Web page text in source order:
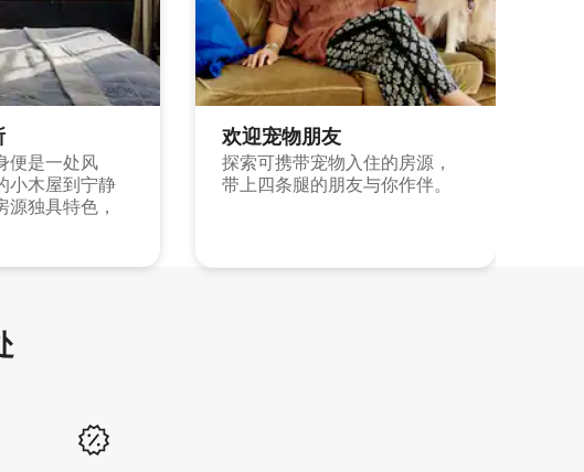
便是一处风
小木屋到宁静
源独具特色，
欢迎宠物朋友
探索可携带宠物入住的房源，
带上四条腿的朋友与你作伴。